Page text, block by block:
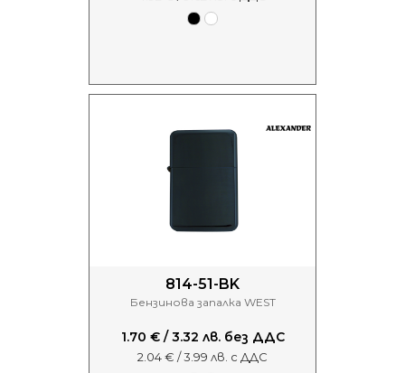
814-51-BK
Бензинова запалка WEST
1.70 € / 3.32 лв. без ДДС
2.04 € / 3.99 лв. с ДДС